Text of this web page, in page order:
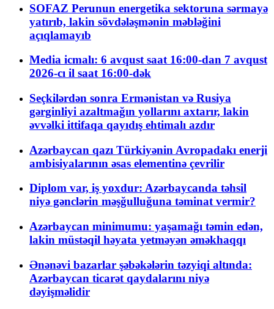
SOFAZ Perunun energetika sektoruna sərmayə
yatırıb, lakin sövdələşmənin məbləğini
açıqlamayıb
Media icmalı: 6 avqust saat 16:00-dan 7 avqust
2026-cı il saat 16:00-dək
Seçkilərdən sonra Ermənistan və Rusiya
gərginliyi azaltmağın yollarını axtarır, lakin
əvvəlki ittifaqa qayıdış ehtimalı azdır
Azərbaycan qazı Türkiyənin Avropadakı enerji
ambisiyalarının əsas elementinə çevrilir
Diplom var, iş yoxdur: Azərbaycanda təhsil
niyə gənclərin məşğulluğuna təminat vermir?
Azərbaycan minimumu: yaşamağı təmin edən,
lakin müstəqil həyata yetməyən əməkhaqqı
Ənənəvi bazarlar şəbəkələrin təzyiqi altında:
Azərbaycan ticarət qaydalarını niyə
dəyişməlidir